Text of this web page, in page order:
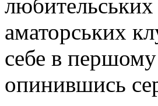
аматорських
себе в
опинившись